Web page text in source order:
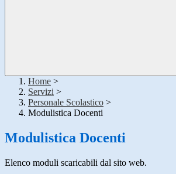
Home >
Servizi >
Personale Scolastico >
Modulistica Docenti
Modulistica Docenti
Elenco moduli scaricabili dal sito web.